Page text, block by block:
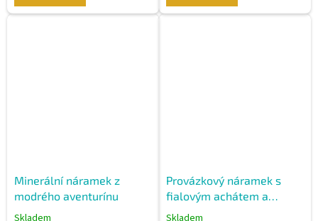
Minerální náramek z
modrého aventurínu
Skladem
Provázkový náramek s
fialovým achátem a
stříbrnými kuličkami
Skladem